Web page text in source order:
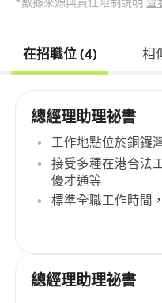
在招職位 (4) 相
總經理助理祕書
工作地點位於銅鑼
接受多種在港合法
優才通等
標準全職工作時間
總經理助理祕書